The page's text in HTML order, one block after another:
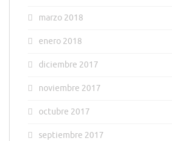
marzo 2018
enero 2018
diciembre 2017
noviembre 2017
octubre 2017
septiembre 2017